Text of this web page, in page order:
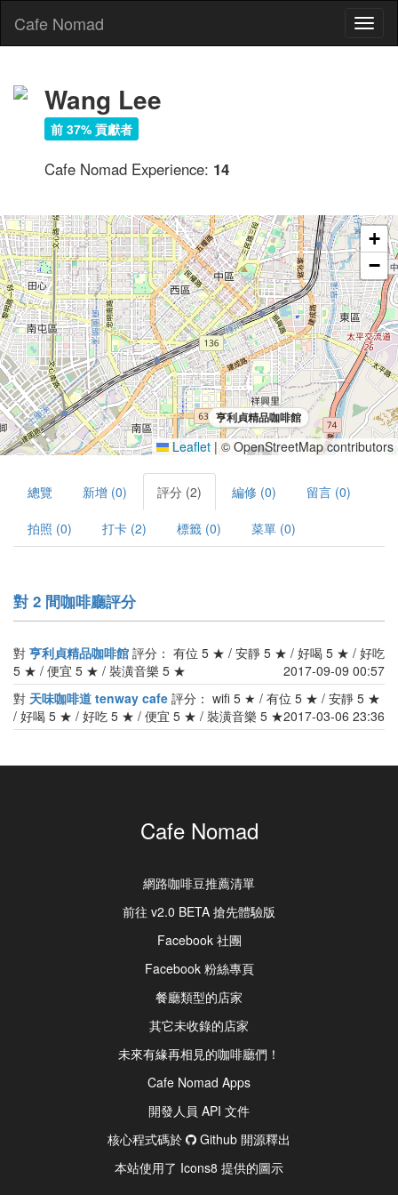
Cafe Nomad
Wang Lee
前 37% 貢獻者
Cafe Nomad Experience: 14
亨利貞精品咖啡館
+
−
Leaflet |© OpenStreetMap contributors
總覽 新增 (0) 評分 (2) 編修 (0) 留言 (0)
拍照 (0) 打卡 (2) 標籤 (0) 菜單 (0)
對 2 間咖啡廳評分
對 亨利貞精品咖啡館 評分： 有位 5 ★ / 安靜 5 ★ / 好喝 5 ★ / 好吃
5 ★ / 便宜 5 ★ / 裝潢音樂 5 ★
2017-09-09 00:57
對 天味咖啡道 tenway cafe 評分： wifi 5 ★ / 有位 5 ★ / 安靜 5 ★
/ 好喝 5 ★ / 好吃 5 ★ / 便宜 5 ★ / 裝潢音樂 5 ★2017-03-06 23:36
Cafe Nomad
網路咖啡豆推薦清單
前往 v2.0 BETA 搶先體驗版
Facebook 社團
Facebook 粉絲專頁
餐廳類型的店家
其它未收錄的店家
未來有緣再相見的咖啡廳們！
Cafe Nomad Apps
開發人員 API 文件
核心程式碼於
Github 開源釋出
本站使用了 Icons8 提供的圖示